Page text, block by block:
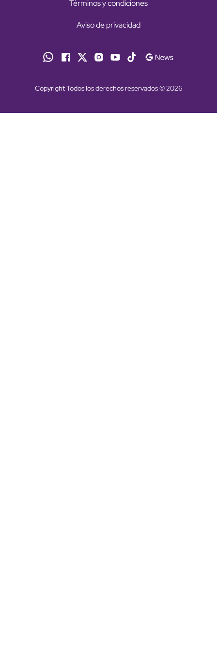
Términos y condiciones
Aviso de privacidad
Copyright Todos los derechos reservados © 2026